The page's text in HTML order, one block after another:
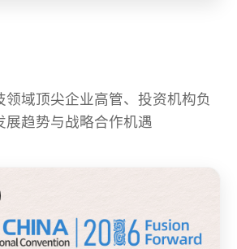
领域顶尖企业高管、投资机构负
展趋势与战略合作机遇